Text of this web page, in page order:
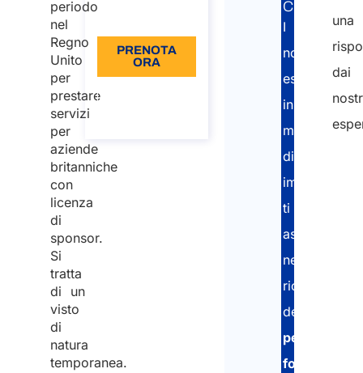
periodo
nel
Regno
Unito
per
prestare
servizi
per
aziende
britanniche
con
licenza
di
sponsor.
Si
tratta
di un
visto
di
natura
temporanea.
PRENOTA
ORA
I
nostri
esperti
in
materia
di
ti
assisteranno
nella
richiesta
del
per
fornitura
una
dai